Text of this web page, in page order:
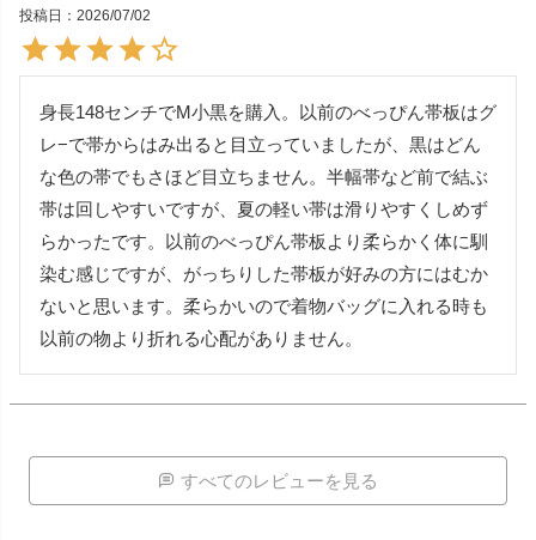
投稿日 2026/07/02
身長148センチでM小黒を購入。以前のべっぴん帯板はグ
レ−で帯からはみ出ると目立っていましたが、黒はどん
な色の帯でもさほど目立ちません。半幅帯など前で結ぶ
帯は回しやすいですが、夏の軽い帯は滑りやすくしめず
らかったです。以前のべっぴん帯板より柔らかく体に馴
染む感じですが、がっちりした帯板が好みの方にはむか
ないと思います。柔らかいので着物バッグに入れる時も
以前の物より折れる心配がありません。
すべてのレビューを見る